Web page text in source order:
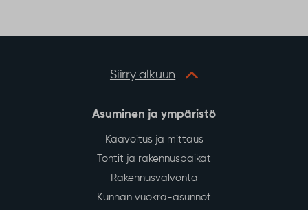
Siirry alkuun
Asuminen ja ympäristö
Kaavoitus ja mittaus
Tontit ja rakennuspaikat
Rakennusvalvonta
Kunnan vuokra-asunnot